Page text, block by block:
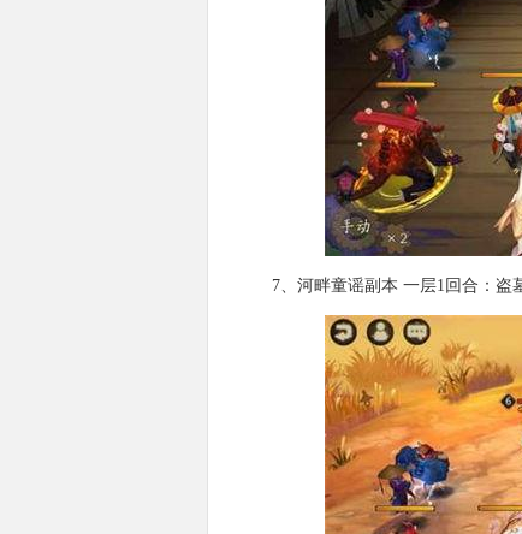
7、河畔童谣副本 一层1回合：盗